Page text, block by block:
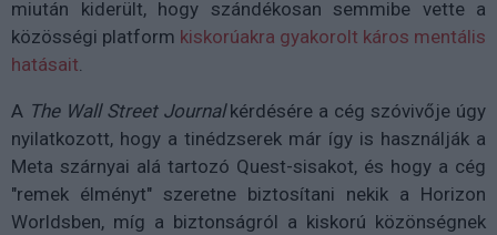
miután kiderült, hogy szándékosan semmibe vette a
közösségi platform kiskorúakra gyakorolt káros mentális
hatásait.
A The Wall Street Journalkérdésére a cég szóvivője úgy
nyilatkozott, hogy a tinédzserek már így is használják a
Meta szárnyai alá tartozó Quest-sisakot, és hogy a cég
"remek élményt" szeretne biztosítani nekik a Horizon
Worldsben, míg a biztonságról a kiskorú közönségnek